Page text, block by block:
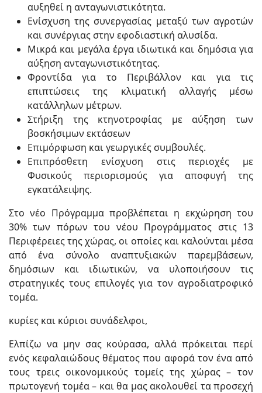
αυξηθεί η ανταγωνιστικότητα.
Ενίσχυση της συνεργασίας μεταξύ των αγροτών
και συνέργιας στην εφοδιαστική αλυσίδα.
Μικρά και μεγάλα έργα ιδιωτικά και δημόσια για
αύξηση ανταγωνιστικότητας.
Φροντίδα για το Περιβάλλον και για τις
επιπτώσεις της κλιματική αλλαγής μέσω
κατάλληλων μέτρων.
Στήριξη της κτηνοτροφίας με αύξηση των
βοσκήσιμων εκτάσεων
Επιμόρφωση και γεωργικές συμβουλές.
Επιπρόσθετη ενίσχυση στις περιοχές με
Φυσικούς περιορισμούς για αποφυγή της
εγκατάλειψης.
Στο νέο Πρόγραμμα προβλέπεται η εκχώρηση του
30% των πόρων του νέου Προγράμματος στις 13
Περιφέρειες της χώρας, οι οποίες και καλούνται μέσα
από ένα σύνολο αναπτυξιακών παρεμβάσεων,
δημόσιων και ιδιωτικών, να υλοποιήσουν τις
στρατηγικές τους επιλογές για τον αγροδιατροφικό
τομέα.
κυρίες και κύριοι συνάδελφοι,
Ελπίζω να μην σας κούρασα, αλλά πρόκειται περί
ενός κεφαλαιώδους θέματος που αφορά τον ένα από
τους τρεις οικονομικούς τομείς της χώρας – τον
πρωτογενή τομέα – και θα μας ακολουθεί τα προσεχή